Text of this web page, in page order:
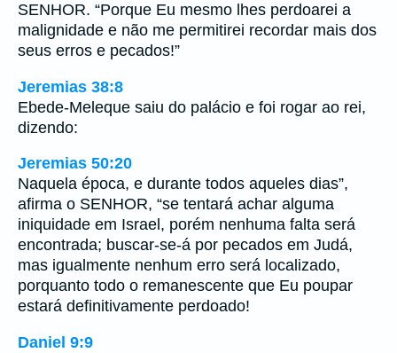
SENHOR. “Porque Eu mesmo lhes perdoarei a
malignidade e não me permitirei recordar mais dos
seus erros e pecados!”
Jeremias 38:8
Ebede-Meleque saiu do palácio e foi rogar ao rei,
dizendo:
Jeremias 50:20
Naquela época, e durante todos aqueles dias”,
afirma o SENHOR, “se tentará achar alguma
iniquidade em Israel, porém nenhuma falta será
encontrada; buscar-se-á por pecados em Judá,
mas igualmente nenhum erro será localizado,
porquanto todo o remanescente que Eu poupar
estará definitivamente perdoado!
Daniel 9:9